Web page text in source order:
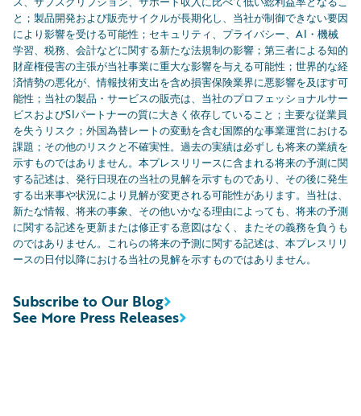
と；製品開発および販売サイクルが長期化し、当社が制御できない要因
により影響を受ける可能性；セキュリティ、プライバシー、AI・機械
学習、税務、会計などに関する新たな法規制の影響；第三者による知的
財産権侵害の主張が当社事業に重大な影響を与える可能性；世界的な経
済情勢の悪化が、情報技術支出を含め損害保険業界に悪影響を及ぼす可
能性；当社の製品・サービスの販売は、当社のプロフェッショナルサー
ビスおよびSIパートナーの質に大きく依存していること；主要な従業員
を失うリスク；外国為替レートの変動を含む国際的な事業運営における
課題；その他のリスクと不確実性。過去の実績は必ずしも将来の業績を
示すものではありません。本プレスリリースに含まれる将来の予測に関
する記述は、発行日現在の当社の見解を示すものであり、その後に発生
する出来事や状況により見解が変更される可能性があります。当社は、
新たな情報、将来の事象、その他いかなる理由によっても、将来の予測
に関する記述を更新または修正する意図はなく、またその義務を負うも
のではありません。これらの将来の予測に関する記述は、本プレスリリ
ースの日付以降における当社の見解を示すものではありません。
See More Press Releases
Subscribe to Our Blog